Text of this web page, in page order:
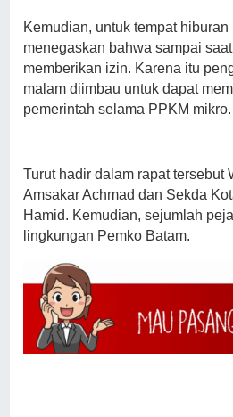
Kemudian, untuk tempat
menegaskan bahwa sampai
memberikan izin. Karena itu
malam diimbau untuk dapat
pemerintah selama PPKM mikro.
Turut hadir dalam rapat tersebut
Amsakar Achmad dan Sekda
Hamid. Kemudian, sejumlah
lingkungan Pemko Batam.